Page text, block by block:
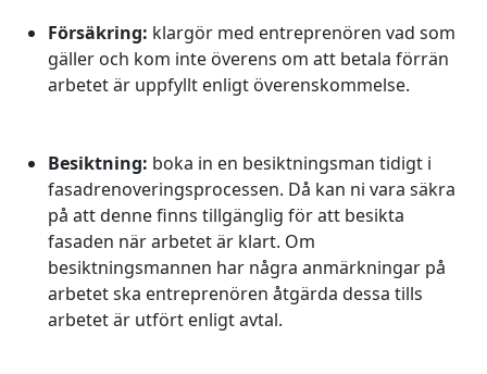
Försäkring: klargör med entreprenören vad som
gäller och kom inte överens om att betala förrän
arbetet är uppfyllt enligt överenskommelse.
Besiktning: boka in en besiktningsman tidigt i
fasadrenoveringsprocessen. Då kan ni vara säkra
på att denne finns tillgänglig för att besikta
fasaden när arbetet är klart. Om
besiktningsmannen har några anmärkningar på
arbetet ska entreprenören åtgärda dessa tills
arbetet är utfört enligt avtal.